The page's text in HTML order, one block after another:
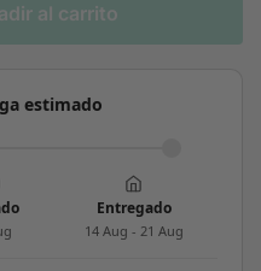
al carrito
estimado
Entregado
14 Aug - 21 Aug